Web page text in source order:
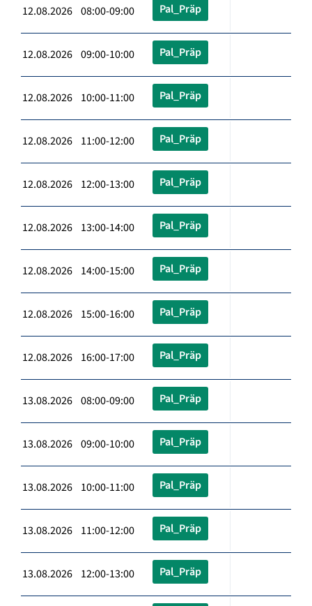
12.08.2026 08:00-09:00 Pal_Präp
12.08.2026 09:00-10:00 Pal_Präp
12.08.2026 10:00-11:00 Pal_Präp
12.08.2026 11:00-12:00 Pal_Präp
12.08.2026 12:00-13:00 Pal_Präp
12.08.2026 13:00-14:00 Pal_Präp
12.08.2026 14:00-15:00 Pal_Präp
12.08.2026 15:00-16:00 Pal_Präp
12.08.2026 16:00-17:00 Pal_Präp
13.08.2026 08:00-09:00 Pal_Präp
13.08.2026 09:00-10:00 Pal_Präp
13.08.2026 10:00-11:00 Pal_Präp
13.08.2026 11:00-12:00 Pal_Präp
13.08.2026 12:00-13:00 Pal_Präp